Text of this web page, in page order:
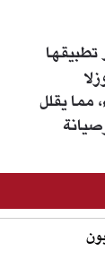
تطبيقها
مما يقلل